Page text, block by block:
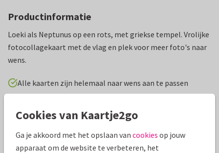
Productinformatie
Loeki als Neptunus op een rots, met griekse tempel. Vrolijke
fotocollagekaart met de vlag en plek voor meer foto's naar
wens.
Alle kaarten zijn helemaal naar wens aan te passen
Vakantiekaarten Geesink Studio
Specificaties bij deze kaart
Cookies van Kaartje2go
Ga je akkoord met het opslaan van cookies op jouw
apparaat om de website te verbeteren, het